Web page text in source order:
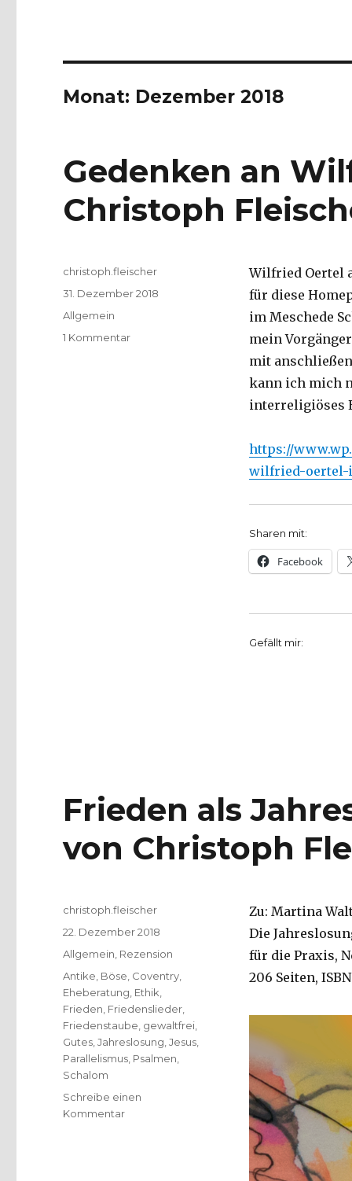
Monat: Dezember 2018
Gedenken an
Christoph
Wilfried Oertel
für diese
im Meschede
mein
mit
kann ich mich
interreligiöses
https://
wilfried-oertel-
Sharen mit:
Facebook
Gefällt mir:
Autor
christoph.fleischer
Veröffentlicht
am
31. Dezember 2018
Kategorien
Allgemein
1 Kommentarzu
Frieden als
von Christoph
Zu: Martina
Die
für die Praxis,
206 Seiten,
Autor
christoph.fleischer
Veröffentlicht
am
22. Dezember 2018
Kategorien
Allgemein Rezension
Schlagwörter
Antike Böse Coventry
Eheberatung Ethik
Frieden Friedenslieder
Friedenstaube gewaltfrei
Gutes ,Jahreslosung ,Jesus
Parallelismus Psalmen
Schalom
Schreibe einen
Kommentarzu